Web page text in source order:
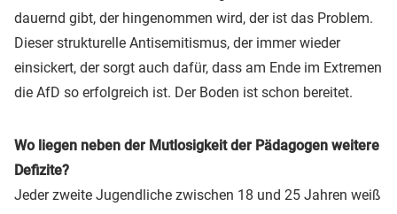
dauernd gibt, der hingenommen wird, der ist das Problem.
Dieser strukturelle Antisemitismus, der immer wieder
einsickert, der sorgt auch dafür, dass am Ende im Extremen
die AfD so erfolgreich ist. Der Boden ist schon bereitet.
Wo liegen neben der Mutlosigkeit der Pädagogen weitere
Defizite?
Jeder zweite Jugendliche zwischen 18 und 25 Jahren weiß